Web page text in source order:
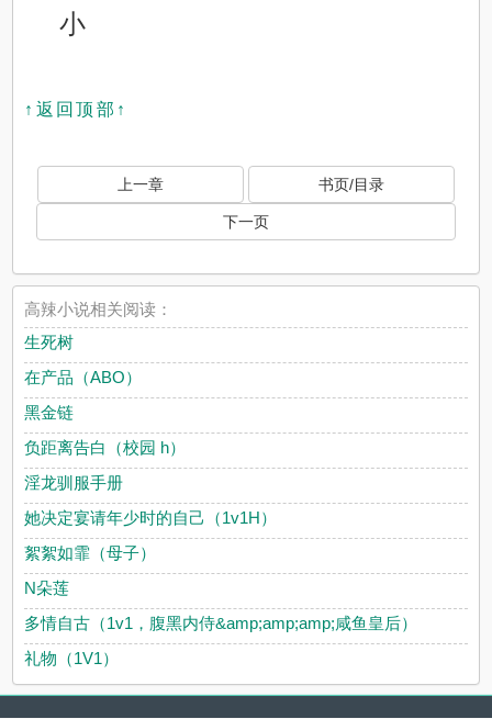
小
↑返回顶部↑
上一章 书页/目录
下一页
高辣小说相关阅读：
生死树
在产品（ABO）
黑金链
负距离告白（校园 h）
淫龙驯服手册
她决定宴请年少时的自己（1v1H）
絮絮如霏（母子）
N朵莲
多情自古（1v1，腹黑内侍&amp;amp;amp;咸鱼皇后）
礼物（1V1）